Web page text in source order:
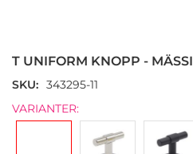
av
bildgalleriet
T UNIFORM KNOPP -
SKU
343295-11
VARIANTER: